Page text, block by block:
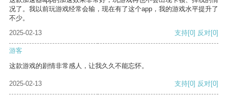
况了。我以前玩游戏经常会输，现在有了这个app，我的游戏水平提升了
不少。
2025-02-13
支持[0] 反对[0]
游客
这款游戏的剧情非常感人，让我久久不能忘怀。
2025-02-13 支持[0] 反对[0]